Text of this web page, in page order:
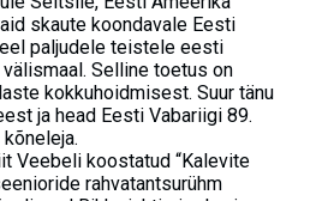
skaute koondavale Eesti
paljudele teistele eesti
Selline toetus on
kokkuhoidmisest. Suur tänu
ja head Eesti Vabariigi 89.
Veebeli koostatud “Kalevite
rahvatantsurühm